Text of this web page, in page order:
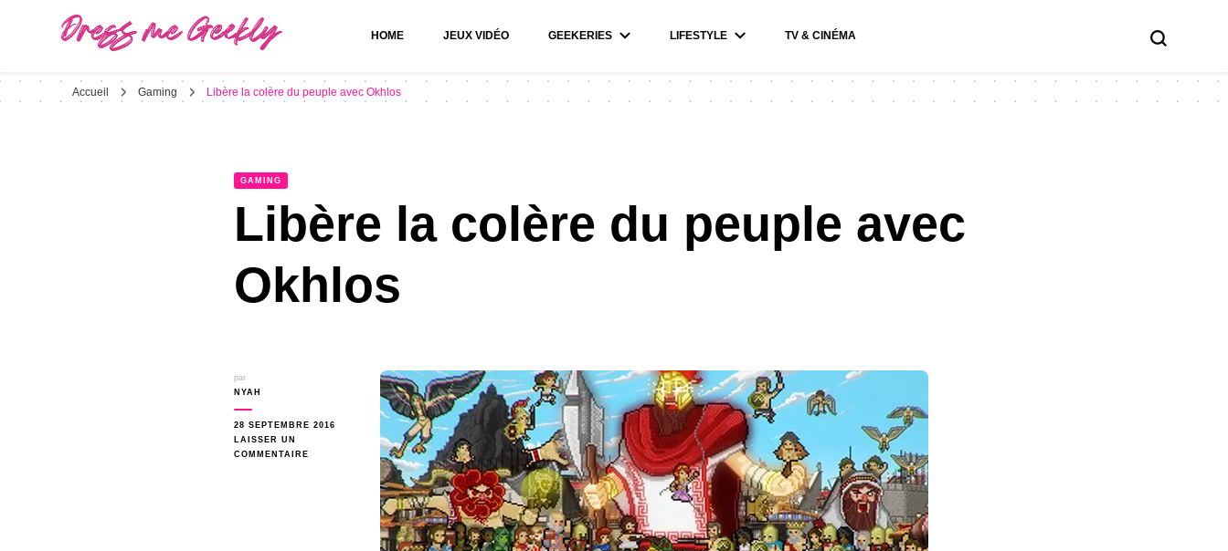
Dress Me Geekly
HOME JEUX VIDÉO GEEKERIES LIFESTYLE TV & CINÉMA
Accueil Gaming Libère la colère du peuple avec Okhlos
GAMING
Libère la colère du peuple avec
Okhlos
par
NYAH
28 SEPTEMBRE 2016
LAISSER UN
COMMENTAIRE